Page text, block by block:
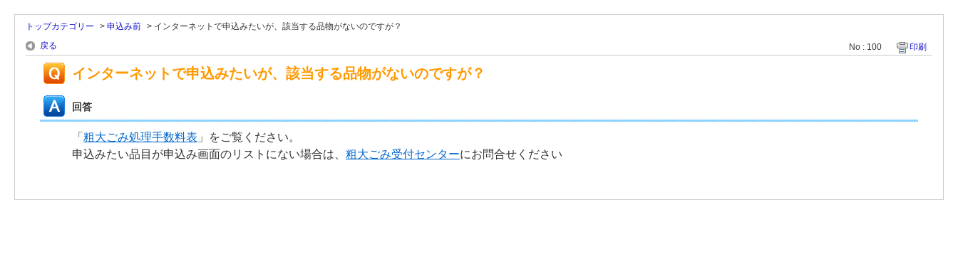
トップカテゴリー > 申込み前 > インターネットで申込みたいが、該当する品物がないのですが？
戻る
No : 100 印刷
インターネットで申込みたいが、該当する品物がないのですが？
回答
「 粗大ごみ処理手数料表 」をご覧ください。
申込みたい品目が申込み画面のリストにない場合は、 粗大ごみ受付センターにお問合せください